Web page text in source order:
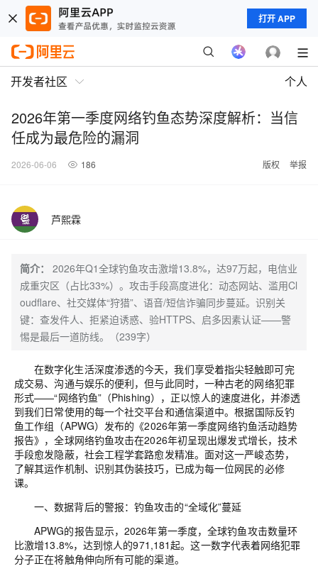
打开 APP
开发者社区 个人
2026年第一季度网络钓鱼态势深度解析：当信
任成为最危险的漏洞
2026-06-06 186 版权 举报
芦熙霖
简介：
2026年Q1全球钓鱼攻击激增13.8%，达97万起，电信业
成重灾区（占比33%）。攻击手段高度进化：动态网站、滥用Cl
oudflare、社交媒体“狩猎”、语音/短信诈骗同步蔓延。识别关
键：查发件人、拒紧迫诱惑、验HTTPS、启多因素认证——警
惕是最后一道防线。（239字）
在数字化生活深度渗透的今天，我们享受着指尖轻触即可完
成交易、沟通与娱乐的便利，但与此同时，一种古老的网络犯罪
形式——“网络钓鱼” （Phishing），正以惊人的速度进化，并渗透
到我们日常使用的每一个社交平台和通信渠道中。根据国际反钓
鱼工作组（APWG）发布的《2026年第一季度网络钓鱼活动趋势
报告》，全球网络钓鱼攻击在2026年初呈现出爆发式增长，技术
手段愈发隐蔽，社会工程学套路愈发精准。面对这一严峻态势，
了解其运作机制、识别其伪装技巧，已成为每一位网民的必修
课。
一、数据背后的警报：钓鱼攻击的“全域化”蔓延
APWG的报告显示，2026年第一季度，全球钓鱼攻击数量环
比激增13.8%，达到惊人的971,181起。这一数字代表着网络犯罪
分子正在将触角伸向所有可能的渠道。